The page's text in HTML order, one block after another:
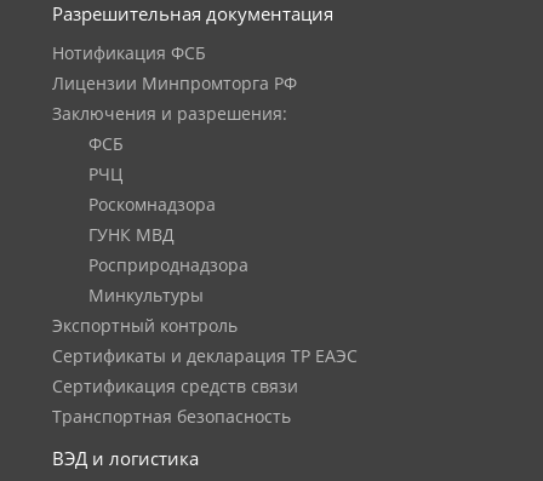
Разрешительная документация
Нотификация ФСБ
Лицензии Минпромторга РФ
Заключения и разрешения:
ФСБ
РЧЦ
Роскомнадзора
ГУНК МВД
Росприроднадзора
Минкультуры
Экспортный контроль
Сертификаты и декларация ТР ЕАЭС
Сертификация средств связи
Транспортная безопасность
ВЭД и логистика